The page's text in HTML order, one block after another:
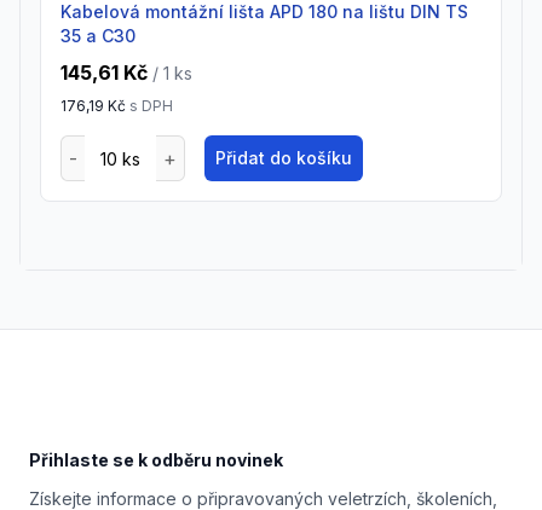
Kabelová montážní lišta APD 180 na lištu DIN TS
35 a C30
145,61 Kč / 1 ks
176,19 Kč s DPH
Přidat do košíku
Přihlaste se k odběru novinek
Získejte informace o připravovaných veletrzích, školeních,